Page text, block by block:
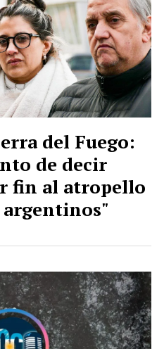
del Fuego:
de decir
fin al atropello